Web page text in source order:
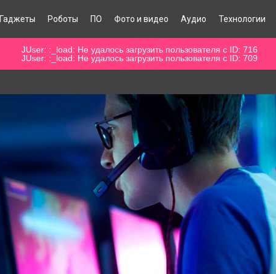
Гаджеты Роботы ПО Фото и видео Аудио Технологии
JUser: :_load: Не удалось загрузить пользователя с ID: 716
JUser: :_load: Не удалось загрузить пользователя с ID: 709